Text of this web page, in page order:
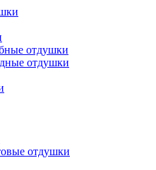
отдушки
отдушки
отдушки